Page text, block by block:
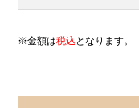
※金額は税込 となります。